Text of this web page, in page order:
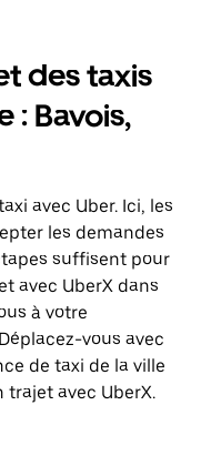
des taxis
: Bavois,
avec Uber. Ici, les
les demandes
suffisent pour
avec UberX dans
à votre
vous avec
de taxi de la ville
trajet avec UberX.